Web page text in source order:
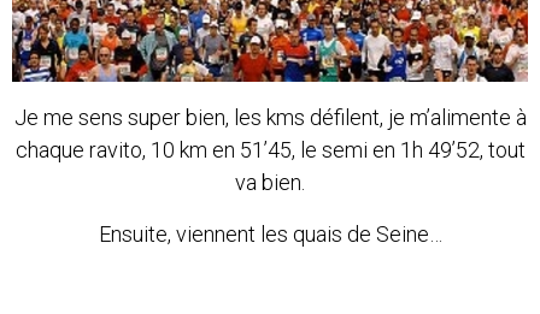
Je me sens super bien, les kms défilent, je m’alimente à
chaque ravito, 10 km en 51’45, le semi en 1h 49’52, tout
va bien.
Ensuite, viennent les quais de Seine…